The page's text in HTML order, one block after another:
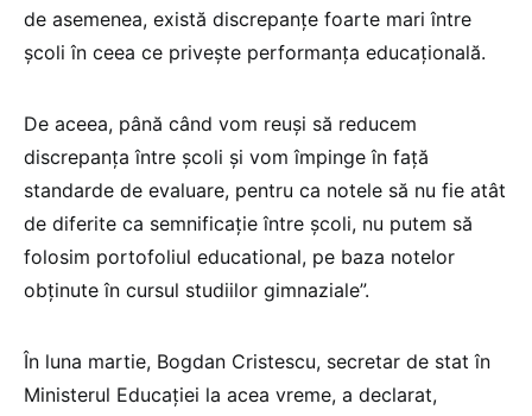
de asemenea, există discrepanțe foarte mari între
școli în ceea ce privește performanța educațională.
De aceea, până când vom reuși să reducem
discrepanța între școli și vom împinge în față
standarde de evaluare, pentru ca notele să nu fie atât
de diferite ca semnificație între școli, nu putem să
folosim portofoliul educational, pe baza notelor
obținute în cursul studiilor gimnaziale”.
În luna martie, Bogdan Cristescu, secretar de stat în
Ministerul Educației la acea vreme, a declarat,